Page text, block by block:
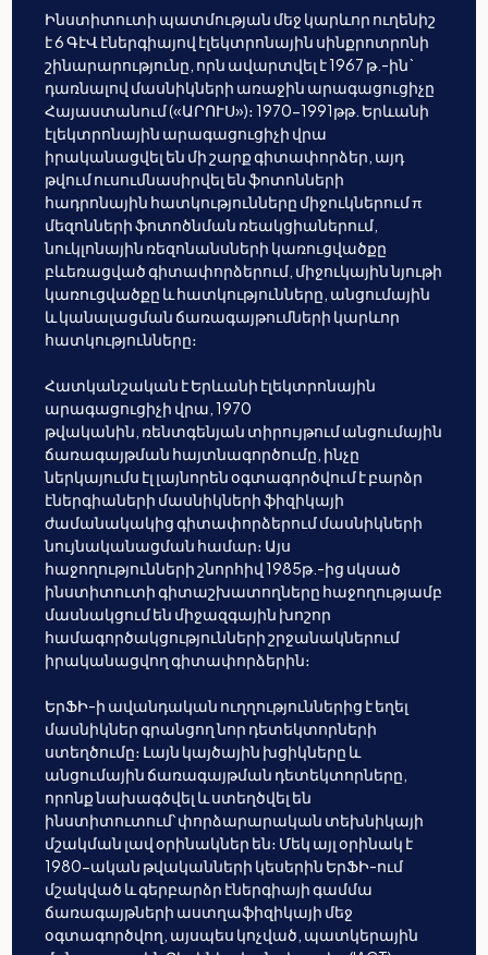
Ինստիտուտի պատմության մեջ կարևոր ուղենիշ
է 6 ԳէՎ էներգիայով էլեկտրոնային սինքրոտրոնի
շինարարությունը, որն ավարտվել է 1967 թ.-ին`
դառնալով մասնիկների առաջին արագացուցիչը
Հայաստանում («ԱՐՈՒՍ»)։ 1970-1991թթ. Երևանի
էլեկտրոնային արագացուցիչի վրա
իրականացվել են մի շարք գիտափորձեր, այդ
թվում ուսումնասիրվել են ֆոտոնների
հադրոնային հատկությունները միջուկներում π
մեզոնների ֆոտոծնման ռեակցիաներում,
նուկլոնային ռեզոնանսների կառուցվածքը
բևեռացված գիտափորձերում, միջուկային նյութի
կառուցվածքը և հատկությունները, անցումային
և կանալացման ճառագայթումների կարևոր
հատկությունները։
Հատկանշական է Երևանի էլեկտրոնային
արագացուցիչի վրա, 1970
թվականին, ռենտգենյան տիրույթում անցումային
ճառագայթման հայտնագործումը, ինչը
ներկայումս էլ լայնորեն օգտագործվում է բարձր
էներգիաների մասնիկների ֆիզիկայի
ժամանակակից գիտափորձերում մասնիկների
նույնականացման համար։ Այս
հաջողությունների շնորհիվ 1985թ.-ից սկսած
ինստիտուտի գիտաշխատողները հաջողությամբ
մասնակցում են միջազգային խոշոր
համագործակցությունների շրջանակներում
իրականացվող գիտափորձերին։
ԵրՖԻ-ի ավանդական ուղղություններից է եղել
մասնիկներ գրանցող նոր դետեկտորների
ստեղծումը։ Լայն կայծային խցիկները և
անցումային ճառագայթման դետեկտորները,
որոնք նախագծվել և ստեղծվել են
ինստիտուտում՝ փորձարարական տեխնիկայի
մշակման լավ օրինակներ են։ Մեկ այլ օրինակ է
1980-ական թվականների կեսերին ԵրՖԻ-ում
մշակված և գերբարձր էներգիայի գամմա
ճառագայթների աստղաֆիզիկայի մեջ
օգտագործվող, այսպես կոչված, պատկերային